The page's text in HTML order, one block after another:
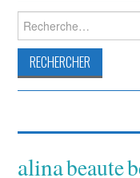
Rechercher :
alinabeaute